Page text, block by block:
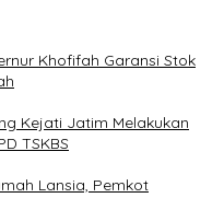
Khofifah Garansi Stok
Kejati Jatim Melakukan
TSKBS
Lansia, Pemkot